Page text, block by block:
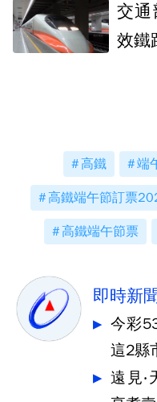
交
效鐵
高鐵 端
高鐵端午節訂票
高鐵端午節票
即時新
今彩
這2縣
遠見‧